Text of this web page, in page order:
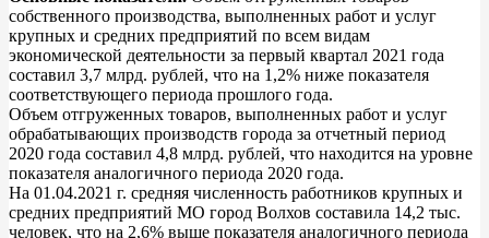
собственного производства, выполненных работ и услуг
крупных и средних предприятий по всем видам
экономической деятельности за первый квартал 2021 года
составил 3,7 млрд. рублей, что на 1,2% ниже показателя
соответствующего периода прошлого года.
Объем отгруженных товаров, выполненных работ и услуг
обрабатывающих производств города за отчетный период
2020 года составил 4,8 млрд. рублей, что находится на уровне
показателя аналогичного периода 2020 года.
На 01.04.2021 г. средняя численность работников крупных и
средних предприятий МО город Волхов составила 14,2 тыс.
человек, что на 2,6% выше показателя аналогичного периода